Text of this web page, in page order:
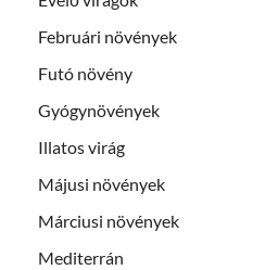
Februári növények
Futó növény
Gyógynövények
Illatos virág
Májusi növények
Márciusi növények
Mediterrán